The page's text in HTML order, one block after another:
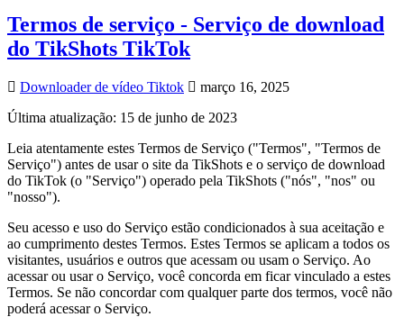
Termos de serviço - Serviço de download
do TikShots TikTok
Downloader de vídeo Tiktok
março 16, 2025
Última atualização: 15 de junho de 2023
Leia atentamente estes Termos de Serviço ("Termos", "Termos de
Serviço") antes de usar o site da TikShots e o serviço de download
do TikTok (o "Serviço") operado pela TikShots ("nós", "nos" ou
"nosso").
Seu acesso e uso do Serviço estão condicionados à sua aceitação e
ao cumprimento destes Termos. Estes Termos se aplicam a todos os
visitantes, usuários e outros que acessam ou usam o Serviço. Ao
acessar ou usar o Serviço, você concorda em ficar vinculado a estes
Termos. Se não concordar com qualquer parte dos termos, você não
poderá acessar o Serviço.